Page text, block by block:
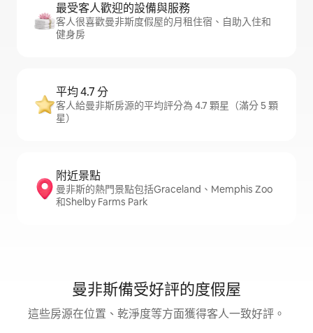
最受客人歡迎的設備與服務
客人很喜歡曼非斯度假屋的月租住宿、自助入住和
健身房
平均 4.7 分
客人給曼非斯房源的平均評分為 4.7 顆星（滿分 5 顆
星）
附近景點
曼非斯的熱門景點包括Graceland、Memphis Zoo
和Shelby Farms Park
曼非斯備受好評的度假屋
這些房源在位置、乾淨度等方面獲得客人一致好評。